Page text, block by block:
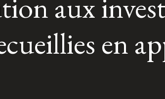
en